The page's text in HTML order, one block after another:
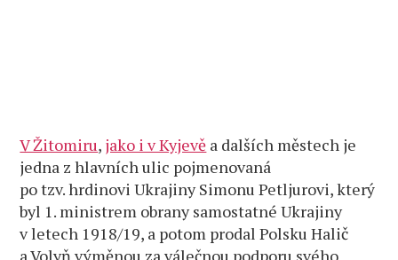
V Žitomiru, jako i v Kyjevě a dalších městech je
jedna z hlavních ulic pojmenovaná
po tzv. hrdinovi Ukrajiny Simonu Petljurovi, který
byl 1. ministrem obrany samostatné Ukrajiny
v letech 1918/19, a potom prodal Polsku Halič
a Volyň výměnou za válečnou podporu svého